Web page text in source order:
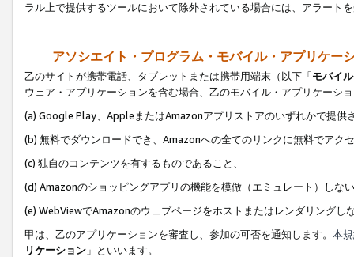
ラル上で提供するツールにおいて除外されている場合には、アラート
アソシエイト・プログラム・モバイル・アプリケー
乙のサイトが携帯電話、タブレットまたは携帯用端末（以下「モバイ
ウェア・アプリケーションを含む場合、乙のモバイル・アプリケーシ
(a) Google Play、AppleまたはAmazonアプリストアのいずれかで提供
(b) 無料でダウンロードでき、Amazonへの全てのリンクに無料でアク
(c) 独自のコンテンツを有するものであること、
(d) Amazonのショッピングアプリの機能を模倣（エミュレート）しな
(e) WebViewでAmazonのウェブページをホストまたはレンダリングし
甲は、乙のアプリケーションを審査し、参加の可否を通知します。 本
リケーション 」といいます。